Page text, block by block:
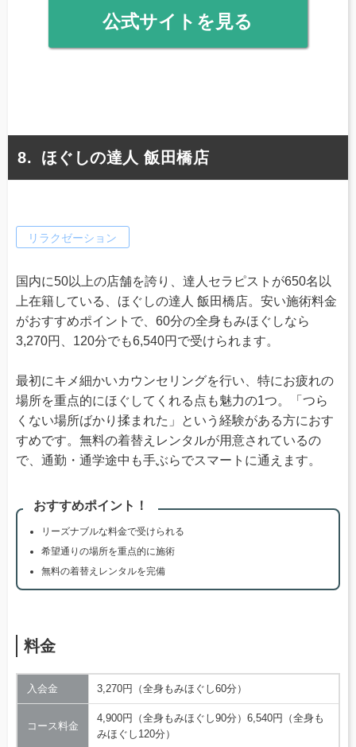
公式サイトを見る
ほぐしの達人 飯田橋店
リラクゼーション
国内に50以上の店舗を誇り、達人セラピストが650名以
上在籍している、ほぐしの達人 飯田橋店。安い施術料金
がおすすめポイントで、60分の全身もみほぐしなら
3,270円、120分でも6,540円で受けられます。
最初にキメ細かいカウンセリングを行い、特にお疲れの
場所を重点的にほぐしてくれる点も魅力の1つ。「つら
くない場所ばかり揉まれた」という経験がある方におす
すめです。無料の着替えレンタルが用意されているの
で、通勤・通学途中も手ぶらでスマートに通えます。
おすすめポイント！
リーズナブルな料金で受けられる
希望通りの場所を重点的に施術
無料の着替えレンタルを完備
料金
入会金 3,270円（全身もみほぐし60分）
コース料金
4,900円（全身もみほぐし90分）6,540円（全身も
みほぐし120分）